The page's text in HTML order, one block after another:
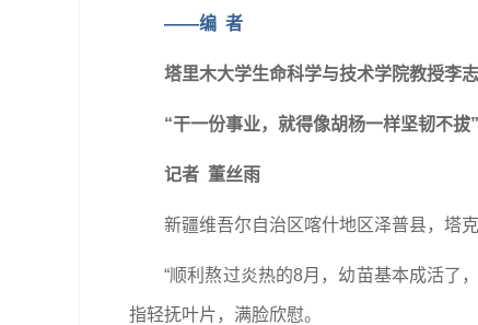
——编 者
塔里木大学生命科学与技术学院教授
“干一份事业，就得像胡杨一样坚韧不拔”
记者 董丝雨
新疆维吾尔自治区喀什地区泽普县，塔
“顺利熬过炎热的8月，幼苗基本成活了
指轻抚叶片，满脸欣慰。